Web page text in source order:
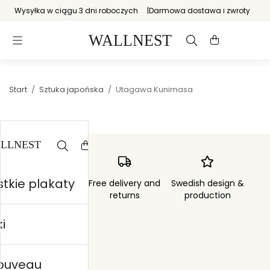
Wysyłka w ciągu 3 dni roboczych Darmowa dostawa i zwroty
Start / Sztuka japońska / Utagawa Kunimasa
Order sent within
Free delivery and
returns
Swedish design &
production
plakaty